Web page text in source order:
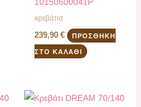
10150600041P
κρεβάτια
239,90 € ΠΡΟΣΘΉΚΗ
ΣΤΟ ΚΑΛΆΘΙ